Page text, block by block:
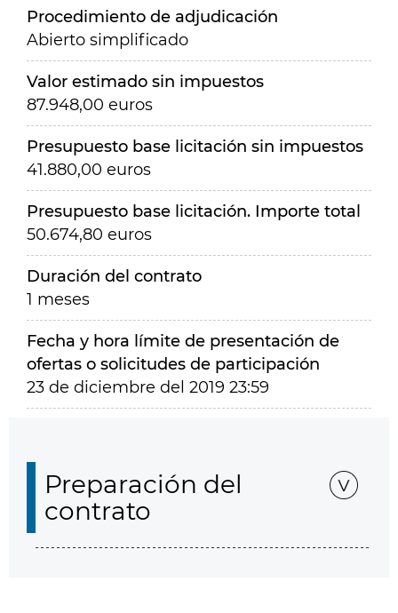
Procedimiento de adjudicación
Abierto simplificado
Valor estimado sin impuestos
87.948,00 euros
Presupuesto base licitación sin impuestos
41.880,00 euros
Presupuesto base licitación. Importe total
50.674,80 euros
Duración del contrato
1 meses
Fecha y hora límite de presentación de
ofertas o solicitudes de participación
23 de diciembre del 2019 23:59
Preparación del
contrato